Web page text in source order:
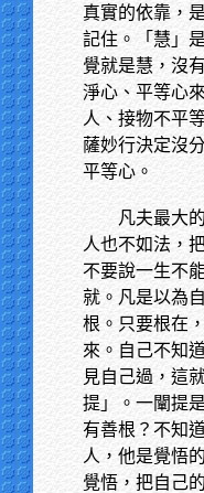
真實的依靠，
記住。「慧」
覺就是慧，沒
淨心、平等心
人、接物不平
薩妙行決定沒
平等心。
凡夫最大
人也不如法，
不要說一生不
就。凡是以為
根。只要根在
來。自己不知
見自己過，這
提」。一闡提
有善根？不知
人，他是覺悟
覺悟，把自己